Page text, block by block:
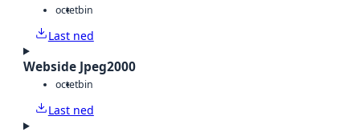
octetbin
Last ned
Webside Jpeg2000
octetbin
Last ned